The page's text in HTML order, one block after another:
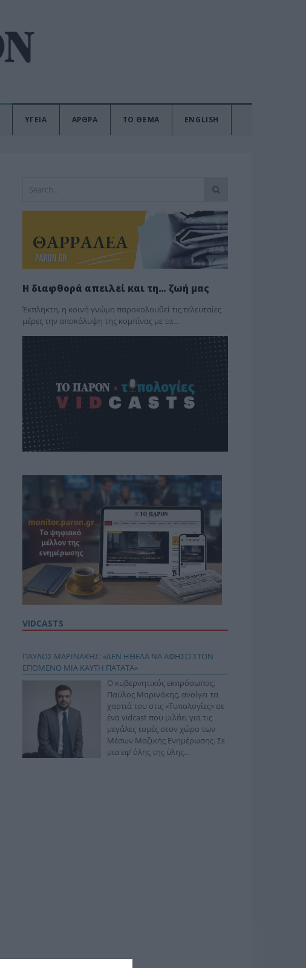
ΥΓΕΙΑ ΑΡΘΡΑ ΤΟ ΘΕΜΑ ENGLISH
Η διαφθορά απειλεί και τη… ζωή μας
Έκπληκτη, η κοινή γνώμη παρακολουθεί τις τελευταίες
μέρες την αποκάλυψη της κο­μπίνας με τα…
VIDCASTS
ΠΑΥΛΟΣ ΜΑΡΙΝΑΚΗΣ: «ΔΕΝ ΗΘΕΛΑ ΝΑ ΑΦΗΣΩ ΣΤΟΝ
ΕΠΟΜΕΝΟ ΜΙΑ ΚΑΥΤΗ ΠΑΤΑΤΑ»
Ο κυβερνητικός εκπρόσωπος,
Παύλος Μαρινάκης, ανοίγει τα
χαρτιά του στις «Τυπολογίες» σε
ένα vidcast που μιλάει για τις
μεγάλες τομές στον χώρο των
Μέσων Μαζικής Ενημέρωσης. Σε
μια εφ’ όλης της ύλης